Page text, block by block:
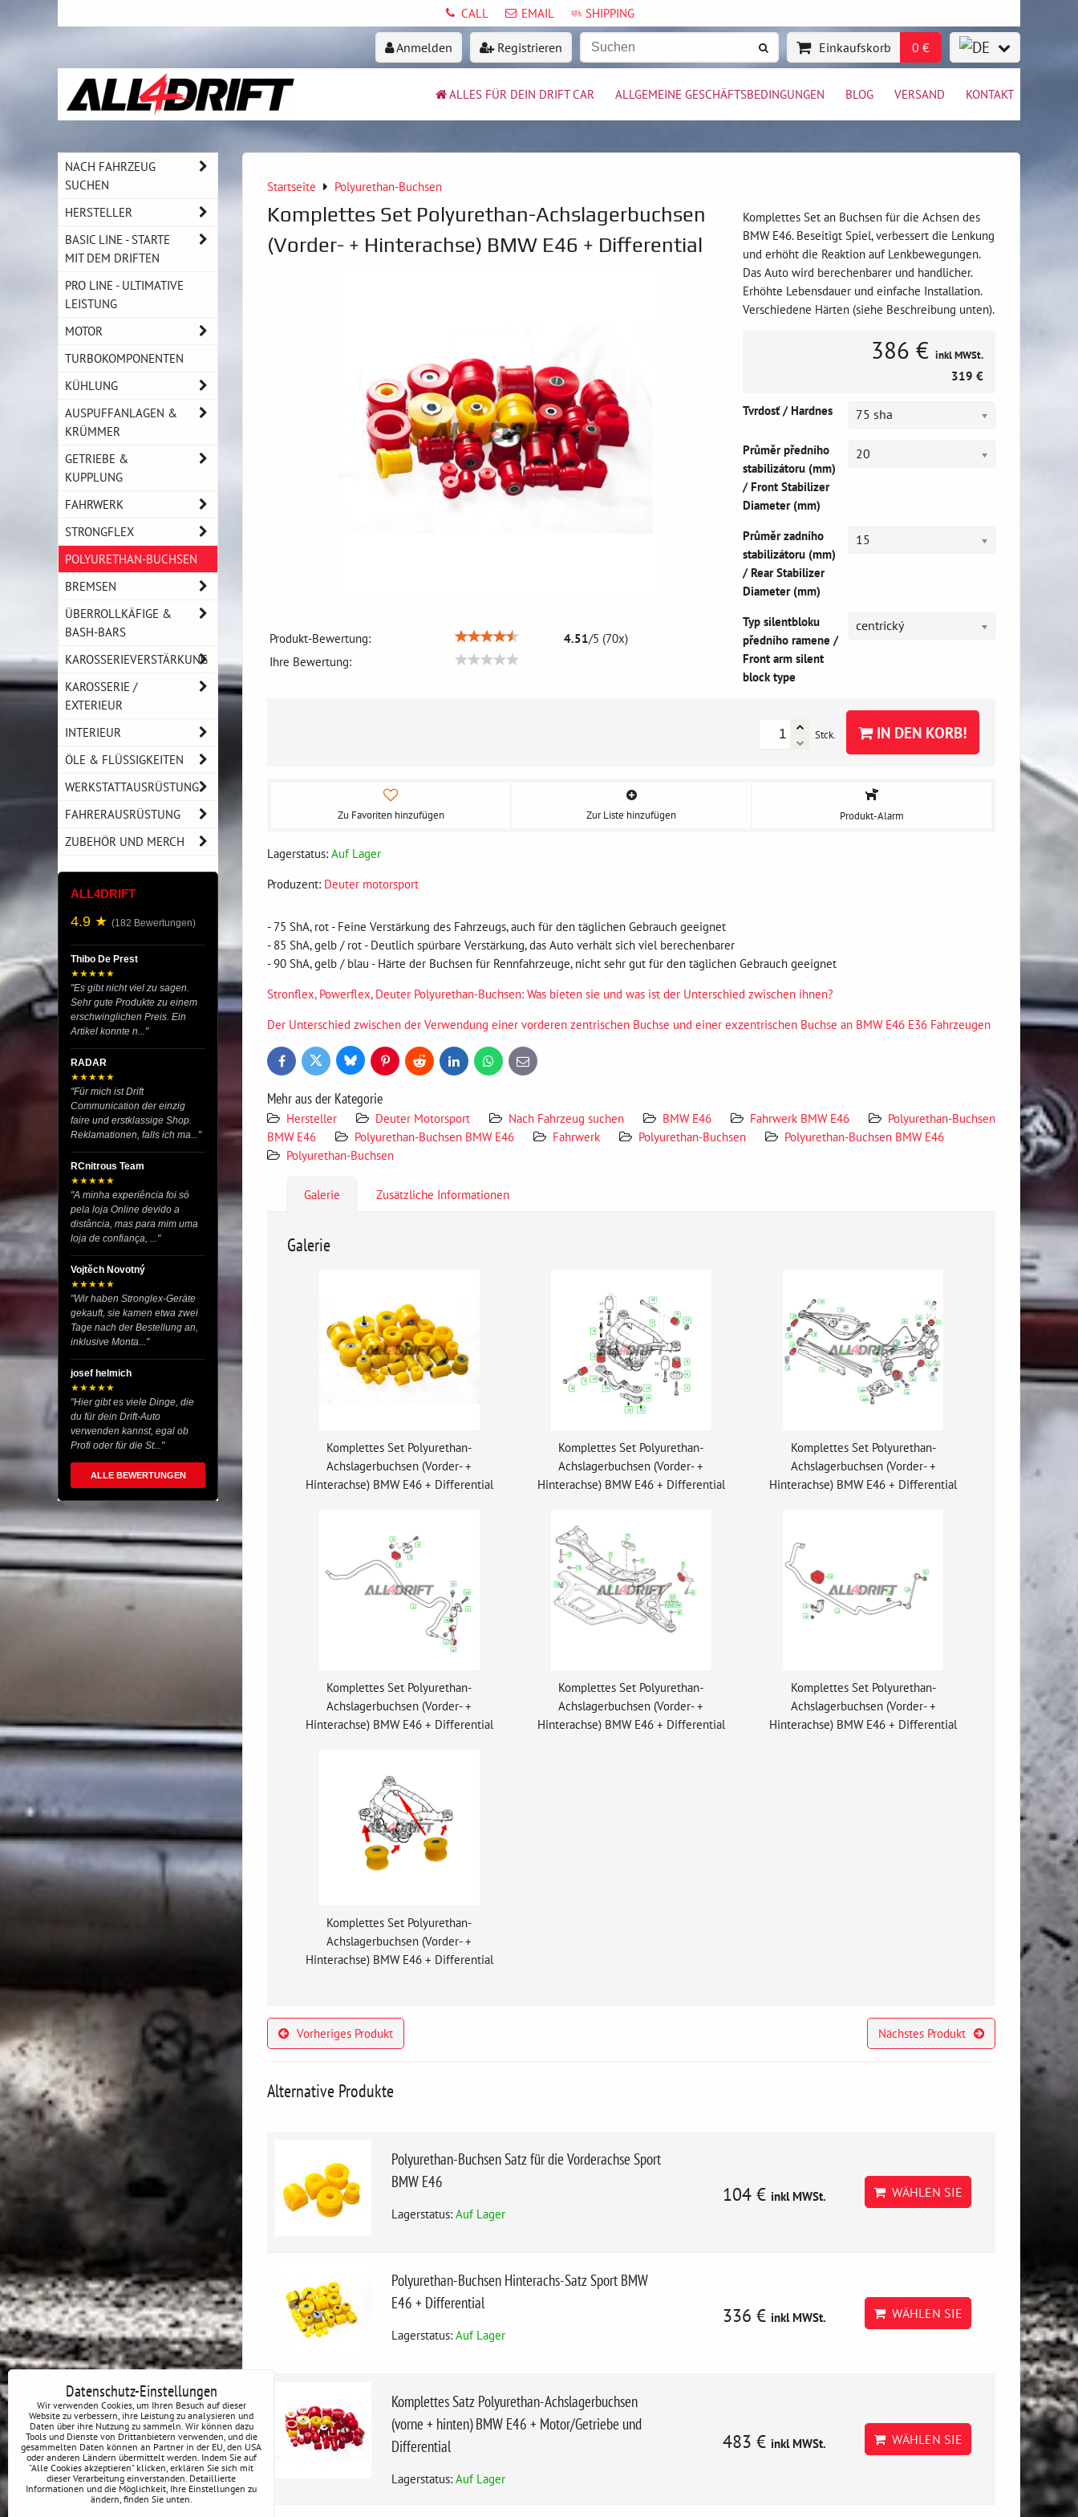
CALL EMAIL SHIPPING
Anmelden Registrieren Einkaufskorb 0 €
ALLES FÜR DEIN DRIFT CAR ALLGEMEINE GESCHÄFTSBEDINGUNGEN BLOG VERSAND KONTAKT
Startseite Polyurethan-Buchsen
Komplettes Set Polyurethan-Achslagerbuchsen
(Vorder- + Hinterachse) BMW E46 + Differential
Produkt-Bewertung: 4.51/5 (70x)
Ihre Bewertung:
Komplettes Set an Buchsen für die Achsen des
BMW E46. Beseitigt Spiel, verbessert die Lenkung
und erhöht die Reaktion auf Lenkbewegungen.
Das Auto wird berechenbarer und handlicher.
Erhöhte Lebensdauer und einfache Installation.
Verschiedene Härten (siehe Beschreibung unten).
386 € inkl MWSt.
319 €
Tvrdosť / Hardnes 75 sha
Průměr předního
stabilizátoru (mm)
/ Front Stabilizer
Diameter (mm)
20
Průměr zadního
stabilizátoru (mm)
/ Rear Stabilizer
Diameter (mm)
15
Typ silentbloku
předního ramene /
Front arm silent
block type
centrický
Stck. IN DEN KORB!
Zu Favoriten hinzufügen Zur Liste hinzufügen Produkt-Alarm
Lagerstatus: Auf Lager
Produzent: Deuter motorsport
- 75 ShA, rot - Feine Verstärkung des Fahrzeugs, auch für den täglichen Gebrauch geeignet
- 85 ShA, gelb / rot - Deutlich spürbare Verstärkung, das Auto verhält sich viel berechenbarer
- 90 ShA, gelb / blau - Härte der Buchsen für Rennfahrzeuge, nicht sehr gut für den täglichen Gebrauch geeignet
Stronflex, Powerflex, Deuter Polyurethan-Buchsen: Was bieten sie und was ist der Unterschied zwischen ihnen?
Der Unterschied zwischen der Verwendung einer vorderen zentrischen Buchse und einer exzentrischen Buchse an BMW E46 E36 Fahrzeugen
FacebookTwitter BlueskyPinterestReddit LinkedInWhatsApp
E-
mail
Mehr aus der Kategorie
Hersteller Deuter Motorsport Nach Fahrzeug suchen BMW E46 Fahrwerk BMW E46
Polyurethan-Buchsen
BMW E46
Polyurethan-Buchsen BMW E46 Fahrwerk Polyurethan-Buchsen
Polyurethan-Buchsen BMW E46
Polyurethan-Buchsen
Galerie Zusätzliche Informationen
Galerie
Komplettes Set Polyurethan-
Achslagerbuchsen (Vorder- +
Hinterachse) BMW E46 + Differential
Komplettes Set Polyurethan-
Achslagerbuchsen (Vorder- +
Hinterachse) BMW E46 + Differential
Komplettes Set Polyurethan-
Achslagerbuchsen (Vorder- +
Hinterachse) BMW E46 + Differential
Komplettes Set Polyurethan-
Achslagerbuchsen (Vorder- +
Hinterachse) BMW E46 + Differential
Komplettes Set Polyurethan-
Achslagerbuchsen (Vorder- +
Hinterachse) BMW E46 + Differential
Komplettes Set Polyurethan-
Achslagerbuchsen (Vorder- +
Hinterachse) BMW E46 + Differential
Komplettes Set Polyurethan-
Achslagerbuchsen (Vorder- +
Hinterachse) BMW E46 + Differential
Vorheriges Produkt Nächstes Produkt
Alternative Produkte
Polyurethan-Buchsen Satz für die Vorderachse Sport
BMW E46
Lagerstatus: Auf Lager
104 € inkl MWSt. WÄHLEN SIE
Polyurethan-Buchsen Hinterachs-Satz Sport BMW
E46 + Differential
Lagerstatus: Auf Lager
336 € inkl MWSt. WÄHLEN SIE
Komplettes Satz Polyurethan-Achslagerbuchsen
(vorne + hinten) BMW E46 + Motor/Getriebe und
Differential
Lagerstatus: Auf Lager
483 € inkl MWSt. WÄHLEN SIE
NACH FAHRZEUG
SUCHEN
HERSTELLER
BASIC LINE - STARTE
MIT DEM DRIFTEN
PRO LINE - ULTIMATIVE
LEISTUNG
MOTOR
TURBOKOMPONENTEN
KÜHLUNG
AUSPUFFANLAGEN &
KRÜMMER
GETRIEBE &
KUPPLUNG
FAHRWERK
STRONGFLEX
POLYURETHAN-BUCHSEN
BREMSEN
ÜBERROLLKÄFIGE &
BASH-BARS
KAROSSERIEVERSTÄRKUNG
KAROSSERIE /
EXTERIEUR
INTERIEUR
ÖLE & FLÜSSIGKEITEN
WERKSTATTAUSRÜSTUNG
FAHRERAUSRÜSTUNG
ZUBEHÖR UND MERCH
ALL4DRIFT
4.9 ★ (182 Bewertungen)
Thibo De Prest
★★★★★
"Es gibt nicht viel zu sagen.
Sehr gute Produkte zu einem
erschwinglichen Preis. Ein
Artikel konnte n..."
RADAR
★★★★★
"Für mich ist Drift
Communication der einzig
faire und erstklassige Shop.
Reklamationen, falls ich ma..."
RCnitrous Team
★★★★★
"A minha experiência foi só
pela loja Online devido a
distância, mas para mim uma
loja de confiança, ..."
Vojtěch Novotný
★★★★★
"Wir haben Stronglex-Geräte
gekauft, sie kamen etwa zwei
Tage nach der Bestellung an,
inklusive Monta..."
josef helmich
★★★★★
"Hier gibt es viele Dinge, die
du für dein Drift-Auto
verwenden kannst, egal ob
Profi oder für die St..."
ALLE BEWERTUNGEN
Datenschutz-Einstellungen
Wir verwenden Cookies, um Ihren Besuch auf dieser
Website zu verbessern, ihre Leistung zu analysieren und
Daten über ihre Nutzung zu sammeln. Wir können dazu
Tools und Dienste von Drittanbietern verwenden, und die
gesammelten Daten können an Partner in der EU, den USA
oder anderen Ländern übermittelt werden. Indem Sie auf
"Alle Cookies akzeptieren" klicken, erklären Sie sich mit
dieser Verarbeitung einverstanden. Detaillierte
Informationen und die Möglichkeit, Ihre Einstellungen zu
ändern, finden Sie unten.